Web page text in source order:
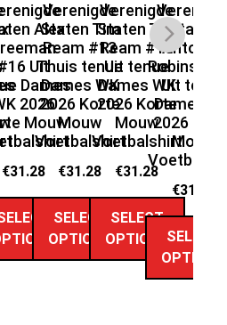
Alex
Uit
Dames
2026
Mouw
€31.28
Verenigde
Staten Tim
Ream #13
Thuis tenue
Dames WK
2026 Korte
Mouw
Voetbalshirt
€31.28
SELECT
OPTIONS
Verenigde
Staten Tim
Ream #13
Uit tenue
Dames WK
2026 Korte
Mouw
Voetbalshirt
€31.28
SELECT
OPTIONS
Staten
Antonee
Robinson
Uit tenue
Dames
2026
Mouw
€31.28
SELECT
OPTIONS